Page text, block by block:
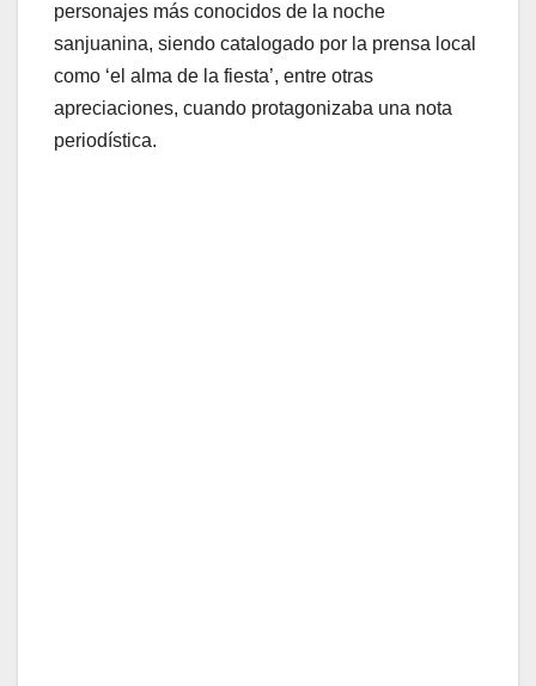
personajes más conocidos de la noche
sanjuanina, siendo catalogado por la prensa local
como ‘el alma de la fiesta’, entre otras
apreciaciones, cuando protagonizaba una nota
periodística.